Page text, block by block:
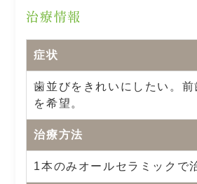
治療情報
症状
歯並びをきれいにしたい。前
を希望。
治療方法
1本のみオールセラミックで